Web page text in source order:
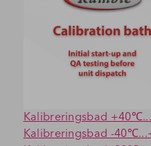
Kalibreringsbad
Kalibreringsbad -